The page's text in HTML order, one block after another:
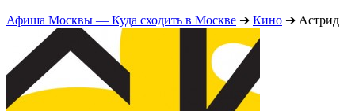
Афиша Москвы — Куда сходить в Москве ➔ Кино ➔ Астрид